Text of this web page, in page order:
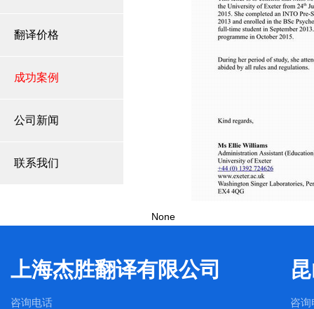
翻译价格
成功案例
公司新闻
联系我们
None
上海杰胜翻译有限公司
咨询电话 咨询